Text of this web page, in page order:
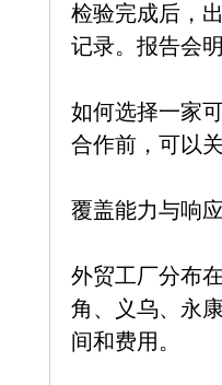
检验完成后，
记录。报告会
如何选择一家
合作前，可以
覆盖能力与响
外贸工厂分布
角、义乌、永
间和费用。